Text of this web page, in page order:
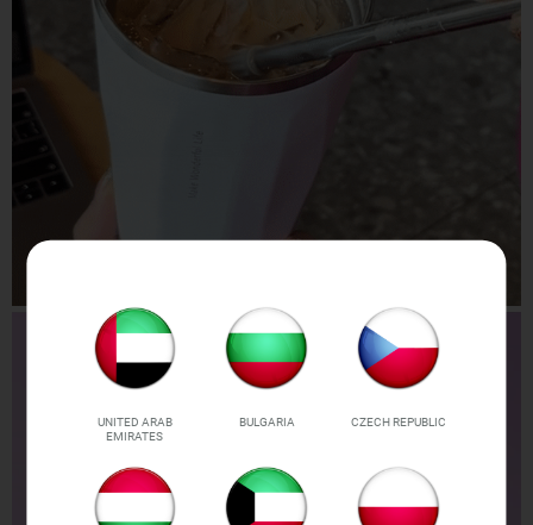
UNITED ARAB
EMIRATES
BULGARIA CZECH REPUBLIC